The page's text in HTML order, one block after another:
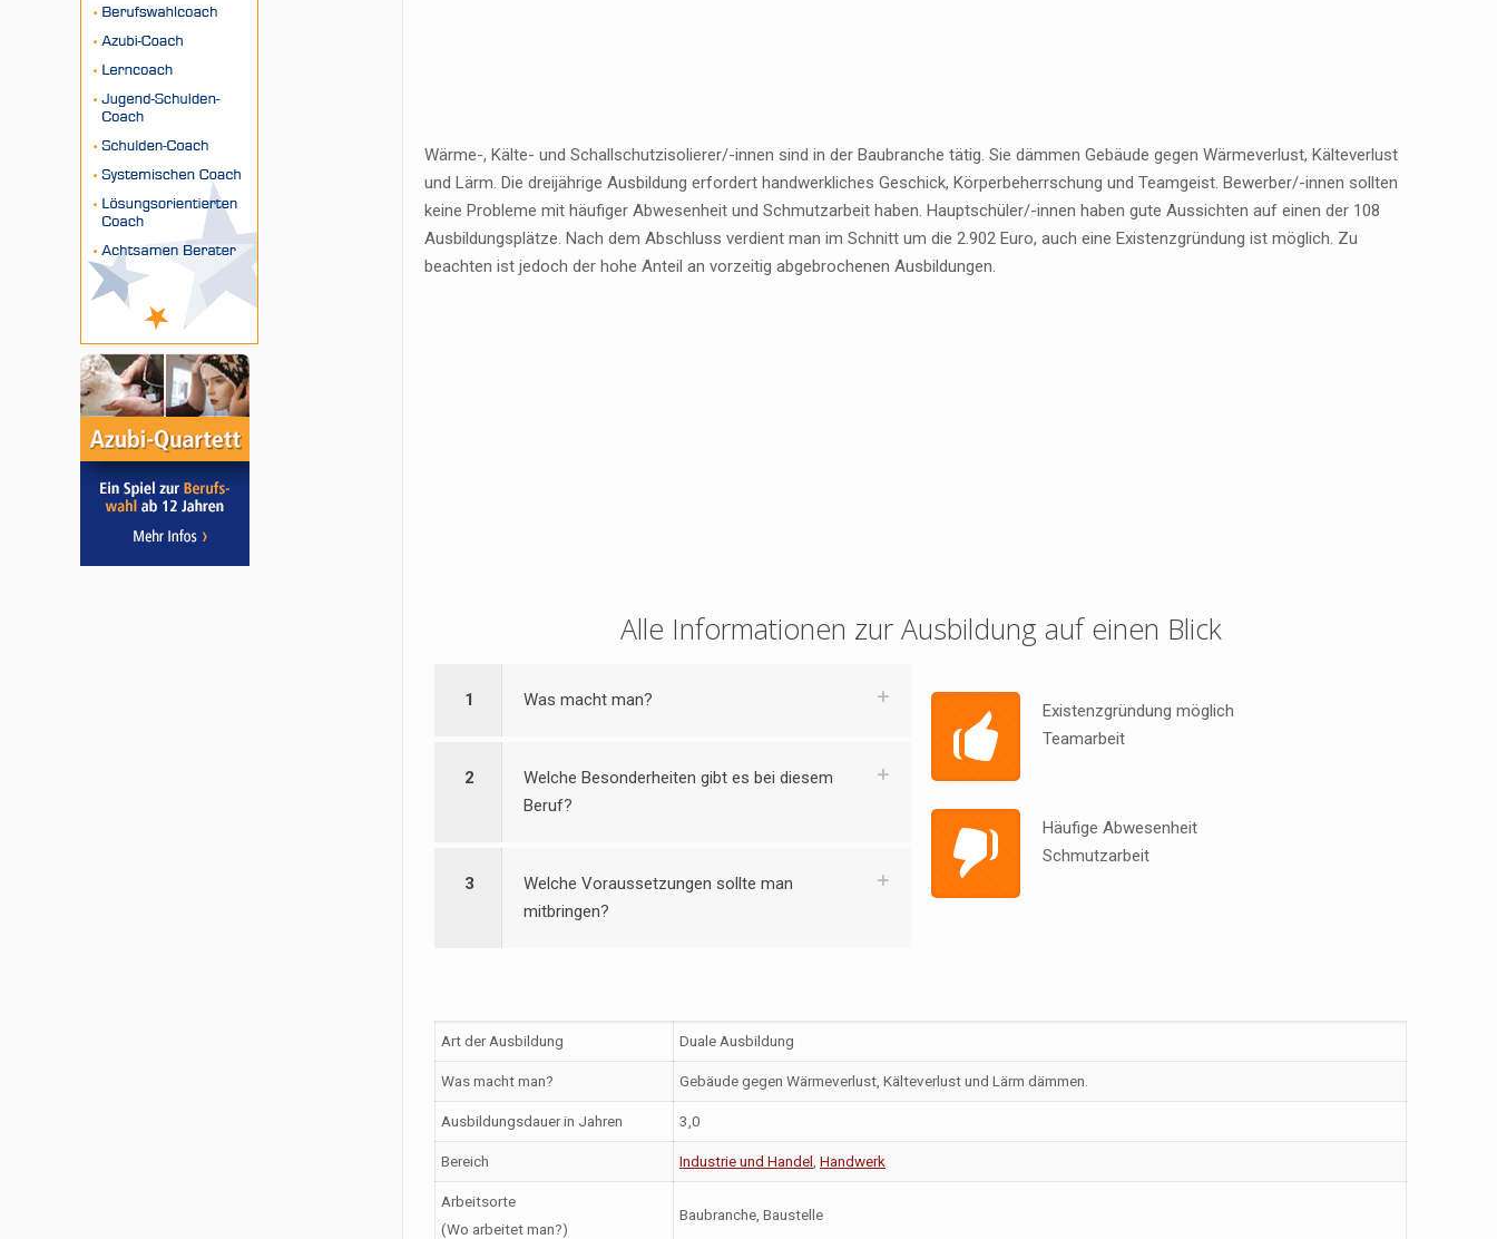
Wärme-, Kälte- und Schallschutzisolierer/-innen sind in der Baubranche tätig. Sie dämmen Gebäude gegen Wärmeverlust, Kälteverlust
und Lärm. Die dreijährige Ausbildung erfordert handwerkliches Geschick, Körperbeherrschung und Teamgeist. Bewerber/-innen sollten
keine Probleme mit häufiger Abwesenheit und Schmutzarbeit haben. Hauptschüler/-innen haben gute Aussichten auf einen der 108
Ausbildungsplätze. Nach dem Abschluss verdient man im Schnitt um die 2.902 Euro, auch eine Existenzgründung ist möglich. Zu
beachten ist jedoch der hohe Anteil an vorzeitig abgebrochenen Ausbildungen.
Alle Informationen zur Ausbildung auf einen Blick
1 Was macht man?
2
Welche Besonderheiten gibt es bei diesem
Beruf?
3
Welche Voraussetzungen sollte man
mitbringen?
Existenzgründung möglich
Teamarbeit
Häufige Abwesenheit
Schmutzarbeit
Art der Ausbildung Duale Ausbildung
Was macht man? Gebäude gegen Wärmeverlust, Kälteverlust und Lärm dämmen.
Ausbildungsdauer in Jahren 3,0
Bereich Industrie und Handel Handwerk
Arbeitsorte
(Wo arbeitet man?)
Baubranche, Baustelle